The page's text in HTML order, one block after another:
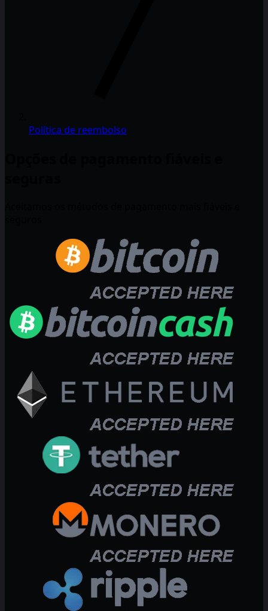
Política de reembolso